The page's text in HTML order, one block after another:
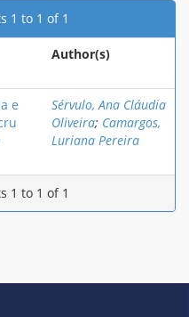
1 to 1 of 1
Author(s)
e
Sérvulo, Ana Cláudia
Oliveira; Camargos,
Luriana Pereira
1 to 1 of 1